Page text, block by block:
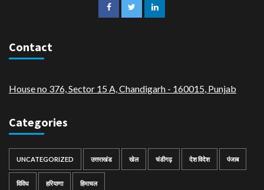
Contact
House no 376, Sector 15 A, Chandigarh - 160015 Punjab
Categories
UNCATEGORIZED उत्तराखंड खेल चंडीगढ़ देश विदेश पंजाब
विविध हरियाणा हिमाचल